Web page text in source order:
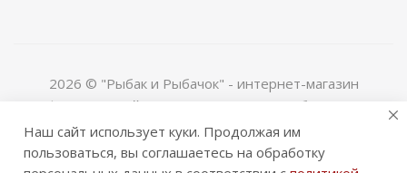
2026 © "Рыбак и Рыбачок" - интернет-магазин
Информация сайта защищена законом об авторских
правах. Индивидуальный предприниматель Рогов
Сергей Юрьевич. ИНН 390600967290. ОГРНИП
Наш сайт использует куки. Продолжая им
пользоваться, вы соглашаетесь на обработку